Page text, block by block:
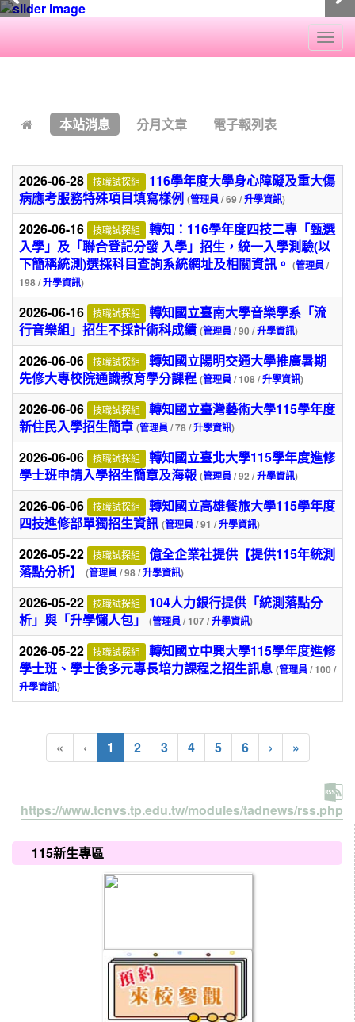
本站消息 分月文章 電子報列表
2026-06-28 技職試探組
116學年度大學身心障礙及重大傷
病應考服務特殊項目填寫樣例 (管理員/ 69 /升學資訊)
2026-06-16 技職試探組
轉知：116學年度四技二專「甄選
入學」及「聯合登記分發 入學」招生，統一入學測驗(以
下簡稱統測)選採科目查詢系統網址及相關資訊。 (管理員/
198 /升學資訊)
2026-06-16 技職試探組
轉知國立臺南大學音樂學系「流
行音樂組」招生不採計術科成績 (管理員/ 90 /升學資訊)
2026-06-06 技職試探組
轉知國立陽明交通大學推廣暑期
先修大專校院通識教育學分課程 (管理員/ 108 /升學資訊)
2026-06-06 技職試探組
轉知國立臺灣藝術大學115學年度
新住民入學招生簡章 (管理員/ 78 /升學資訊)
2026-06-06 技職試探組
轉知國立臺北大學115學年度進修
學士班申請入學招生簡章及海報 (管理員/ 92 /升學資訊)
2026-06-06 技職試探組
轉知國立高雄餐旅大學115學年度
四技進修部單獨招生資訊 (管理員/ 91 /升學資訊)
2026-05-22 技職試探組
億全企業社提供【提供115年統測
落點分析】
(管理員/ 98 /升學資訊)
2026-05-22 技職試探組
104人力銀行提供「統測落點分
析」與「升學懶人包」
(管理員/ 107 /升學資訊)
2026-05-22 技職試探組
轉知國立中興大學115學年度進修
學士班、學士後多元專長培力課程之招生訊息 (管理員/ 100 /
升學資訊)
« ‹ 1 (current)
2 3 4 5 6 › »
https://www.tcnvs.tp.edu.tw/modules/tadnews/rss.php
115新生專區